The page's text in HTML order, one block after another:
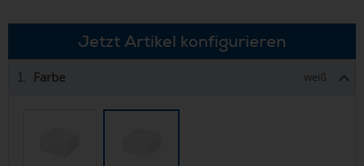
Jetzt Artikel konfigurieren
1. Farbe weiß